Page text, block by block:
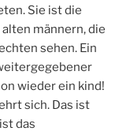
Sie ist die
männern, die
sehen. Ein
wieder ein kind!
sich. Das ist
das